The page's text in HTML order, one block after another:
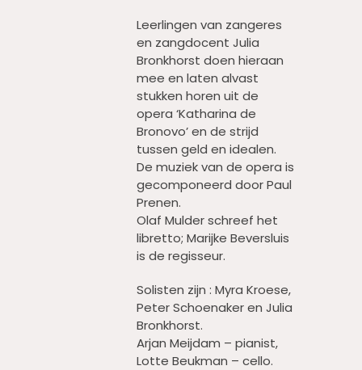
Leerlingen van zangeres
en zangdocent Julia
Bronkhorst doen hieraan
mee en laten alvast
stukken horen uit de
opera ‘Katharina de
Bronovo’ en de strijd
tussen geld en idealen.
De muziek van de opera is
gecomponeerd door Paul
Prenen.
Olaf Mulder schreef het
libretto; Marijke Beversluis
is de regisseur.
Solisten zijn : Myra Kroese,
Peter Schoenaker en Julia
Bronkhorst.
Arjan Meijdam – pianist,
Lotte Beukman – cello.